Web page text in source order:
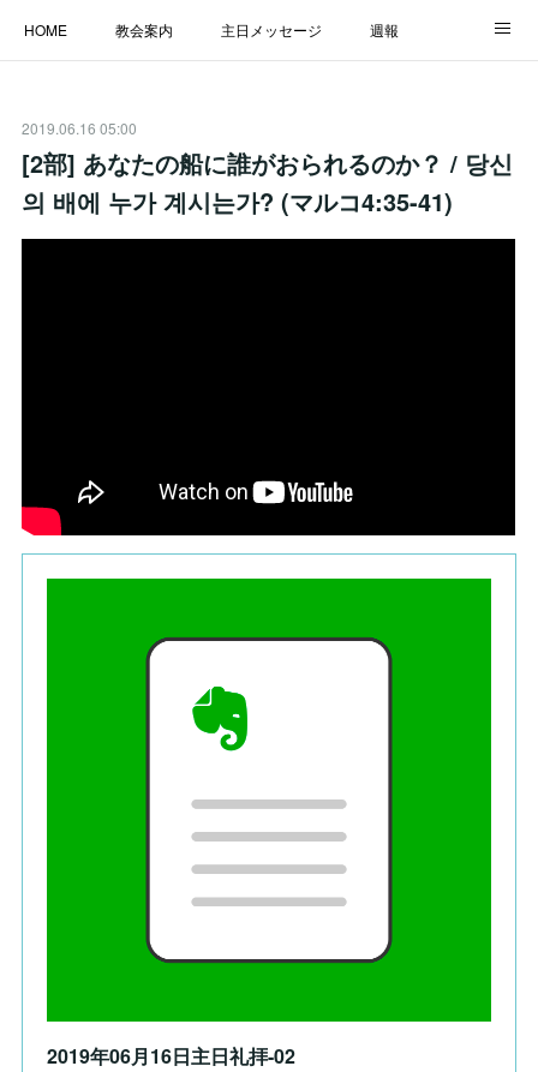
HOME 教会案内 主日メッセージ 週報
LINK
2019.06.16 05:00
[2部] あなたの船に誰がおられるのか？ / 당신
의 배에 누가 계시는가? (マルコ4:35-41)
2019年06月16日主日礼拝-02